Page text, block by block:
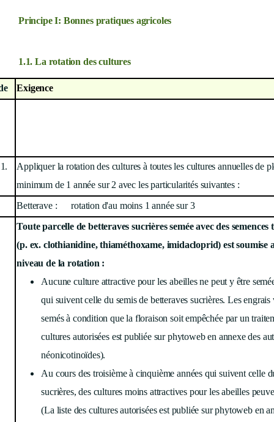
Principe I: Bonnes pratiques agricoles
1.1. La rotation des cultures
Exigence
Appliquer la rotation des cultures à toutes les cultures annuelles de
minimum de 1 année sur 2 avec les particularités suivantes :
Betterave : rotation d'au moins 1 année sur 3
Toute parcelle de betteraves sucrières semée avec des
(p. ex. clothianidine, thiaméthoxame, imidacloprid) est soumise
niveau de la rotation :
Aucune culture attractive pour les abeilles ne peut y être
qui suivent celle du semis de betteraves sucrières. Les
semés à condition que la floraison soit empêchée par un
cultures autorisées est publiée sur phytoweb en annexe des
néonicotinoïdes).
Au cours des troisième à cinquième années qui suivent celle
sucrières, des cultures moins attractives pour les abeilles
(La liste des cultures autorisées est publiée sur phytoweb en